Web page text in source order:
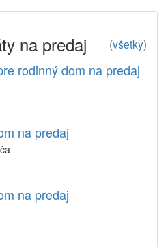
(všetky)
na predaj
rodinný dom na predaj
na predaj
na predaj